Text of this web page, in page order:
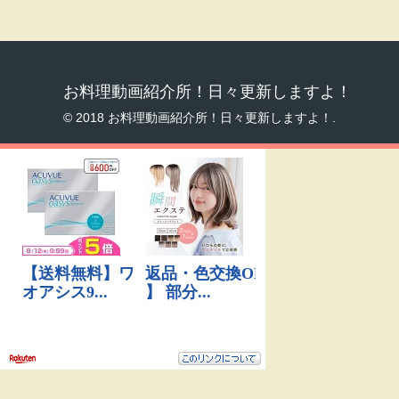
お料理動画紹介所！日々更新しますよ！
© 2018 お料理動画紹介所！日々更新しますよ！.